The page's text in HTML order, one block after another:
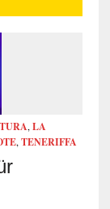
, LA
, TENERIFFA